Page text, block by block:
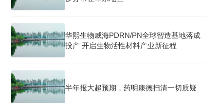
华熙生物威海PDRN/PN全球智造基地落成
投产 开启生物活性材料产业新征程
半年报大超预期，药明康德扫清一切质疑